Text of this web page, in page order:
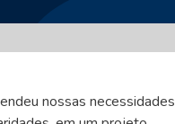
nossas necessidades